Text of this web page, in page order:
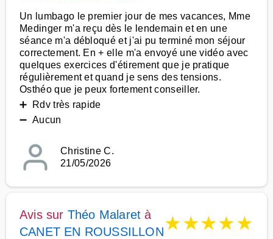
Un lumbago le premier jour de mes vacances, Mme
Medinger m'a reçu dès le lendemain et en une
séance m'a débloqué et j'ai pu terminé mon séjour
correctement. En + elle m'a envoyé une vidéo avec
quelques exercices d'étirement que je pratique
régulièrement et quand je sens des tensions.
Osthéo que je peux fortement conseiller.
➕ Rdv très rapide
➖ Aucun
Christine C.
21/05/2026
Avis sur Théo Malaret à
CANET EN ROUSSILLON★★★★★